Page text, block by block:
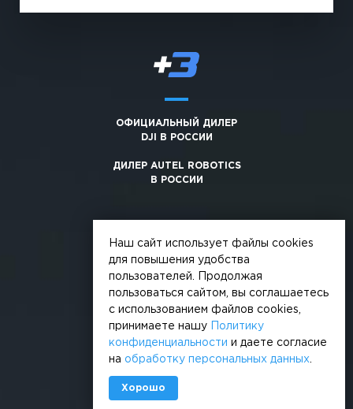
ОФИЦИАЛЬНЫЙ ДИЛЕР
DJI В РОССИИ
ДИЛЕР AUTEL ROBOTICS
В РОССИИ
© 2026, +3. Все права защищены
Обработка персональных данных
Наш сайт использует файлы cookies
для повышения удобства
пользователей. Продолжая
пользоваться сайтом, вы соглашаетесь
с использованием файлов cookies,
принимаете нашу
Политику
конфиденциальности
и даете согласие
на обработку персональных данных
Хорошо